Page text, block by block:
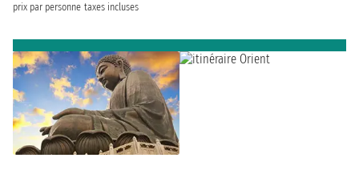
prix par personne taxes incluses